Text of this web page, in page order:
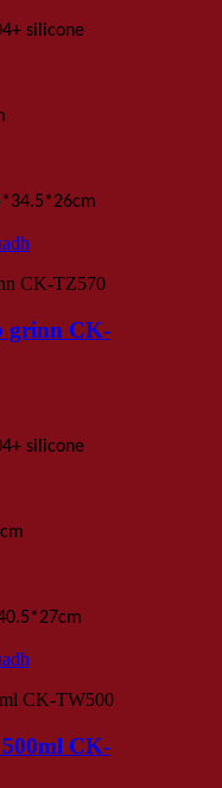
silicone
cm
grinn CK-
silicone
cm
cm
CK-